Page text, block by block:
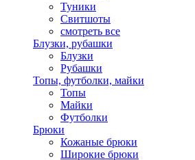
Туники
Свитшоты
смотреть все
Блузки, рубашки
Блузки
Рубашки
Топы, футболки, майки
Топы
Майки
Футболки
Брюки
Кожаные брюки
Широкие брюки